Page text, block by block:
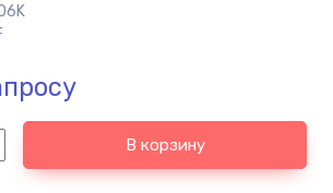
В корзину